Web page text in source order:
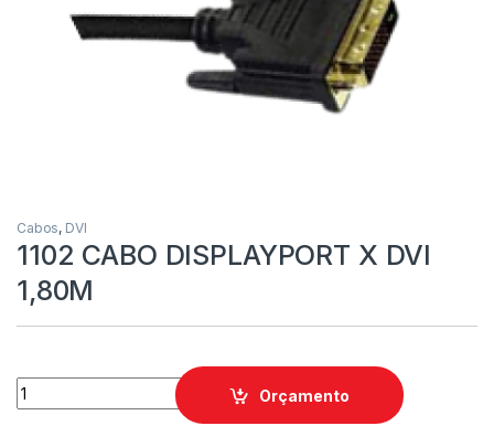
Cabos, DVI
1102 CABO DISPLAYPORT X DVI
1,80M
Orçamento